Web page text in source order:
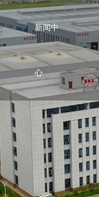
新闻中
心